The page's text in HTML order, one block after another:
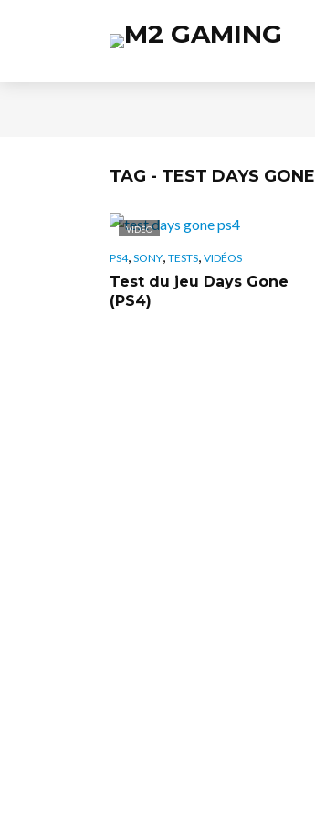
TAG - TEST DAYS GONE
VIDÉO
PS4, SONY, TESTS, VIDÉOS
Test du jeu Days Gone
(PS4)